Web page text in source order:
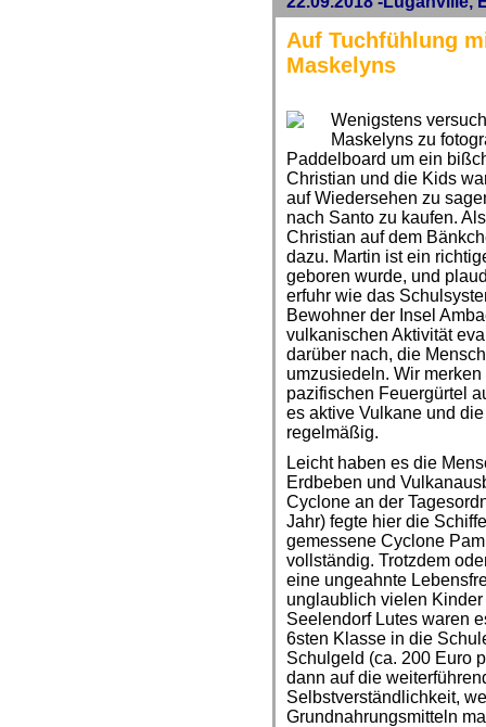
Auf Tuchfühlung
Maskelyns
Wenigstens
Maskelyns zu
Paddelboard um ein
Christian und die Kids
auf Wiedersehen zu
nach Santo zu kaufen.
Christian auf dem
dazu. Martin ist ein
geboren wurde, und
erfuhr wie das
Bewohner der Insel
vulkanischen Aktivität
darüber nach, die
umzusiedeln. Wir
pazifischen Feuergürtel
es aktive Vulkane und
regelmäßig.
Leicht haben es die
Erdbeben und
Cyclone an der
Jahr) fegte hier die
gemessene Cyclone
vollständig. Trotzdem
eine ungeahnte
unglaublich vielen
Seelendorf Lutes waren
6sten Klasse in die
Schulgeld (ca. 200 Euro
dann auf die
Selbstverständlichkeit,
Grundnahrungsmitteln